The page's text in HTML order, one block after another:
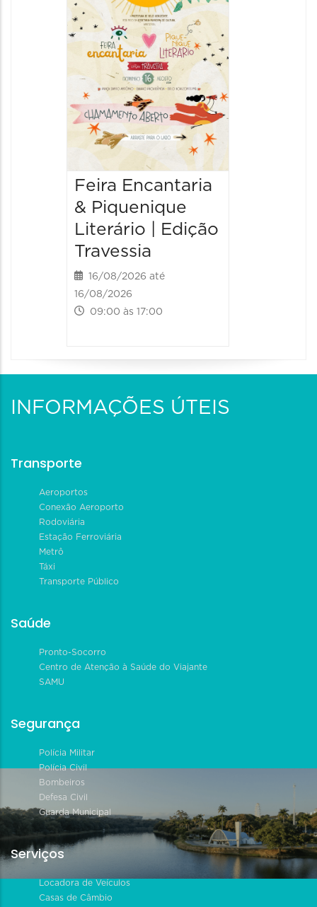
Feira Encantaria
& Piquenique
Literário | Edição
Travessia
16/08/2026 até
16/08/2026
09:00 às 17:00
INFORMAÇÕES ÚTEIS
Transporte
Aeroportos
Conexão Aeroporto
Rodoviária
Estação Ferroviária
Metrô
Táxi
Transporte Público
Saúde
Pronto-Socorro
Centro de Atenção à Saúde do Viajante
SAMU
Segurança
Polícia Militar
Polícia Civil
Bombeiros
Defesa Civil
Guarda Municipal
Serviços
Locadora de Veículos
Casas de Câmbio